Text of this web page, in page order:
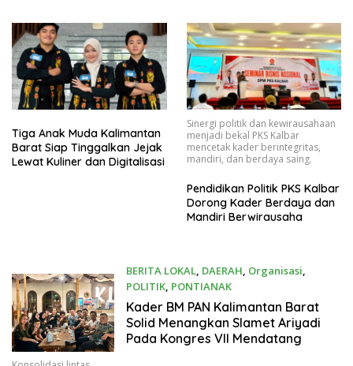
Tiga Anak Muda Kalimantan
Barat Siap Tinggalkan Jejak
Lewat Kuliner dan Digitalisasi
Sinergi politik dan kewirausahaan
menjadi bekal PKS Kalbar
mencetak kader berintegritas,
mandiri, dan berdaya saing.
Pendidikan Politik PKS Kalbar
Dorong Kader Berdaya dan
Mandiri Berwirausaha
BERITA LOKAL, DAERAH, Organisasi,
POLITIK, PONTIANAK
07/01/2026
Kader BM PAN Kalimantan Barat
Solid Menangkan Slamet Ariyadi
Pada Kongres VII Mendatang